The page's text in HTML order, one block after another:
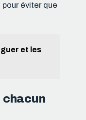
éviter que
et les
chacun